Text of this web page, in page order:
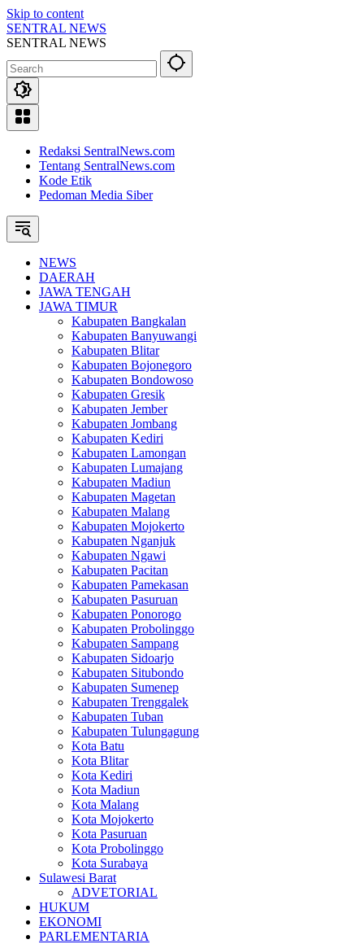
Skip to content
SENTRAL NEWS
SENTRAL NEWS
Redaksi SentralNews.com
Tentang SentralNews.com
Kode Etik
Pedoman Media Siber
NEWS
DAERAH
JAWA TENGAH
JAWA TIMUR
Kabupaten Bangkalan
Kabupaten Banyuwangi
Kabupaten Blitar
Kabupaten Bojonegoro
Kabupaten Bondowoso
Kabupaten Gresik
Kabupaten Jember
Kabupaten Jombang
Kabupaten Kediri
Kabupaten Lamongan
Kabupaten Lumajang
Kabupaten Madiun
Kabupaten Magetan
Kabupaten Malang
Kabupaten Mojokerto
Kabupaten Nganjuk
Kabupaten Ngawi
Kabupaten Pacitan
Kabupaten Pamekasan
Kabupaten Pasuruan
Kabupaten Ponorogo
Kabupaten Probolinggo
Kabupaten Sampang
Kabupaten Sidoarjo
Kabupaten Situbondo
Kabupaten Sumenep
Kabupaten Trenggalek
Kabupaten Tuban
Kabupaten Tulungagung
Kota Batu
Kota Blitar
Kota Kediri
Kota Madiun
Kota Malang
Kota Mojokerto
Kota Pasuruan
Kota Probolinggo
Kota Surabaya
Sulawesi Barat
ADVETORIAL
HUKUM
EKONOMI
PARLEMENTARIA